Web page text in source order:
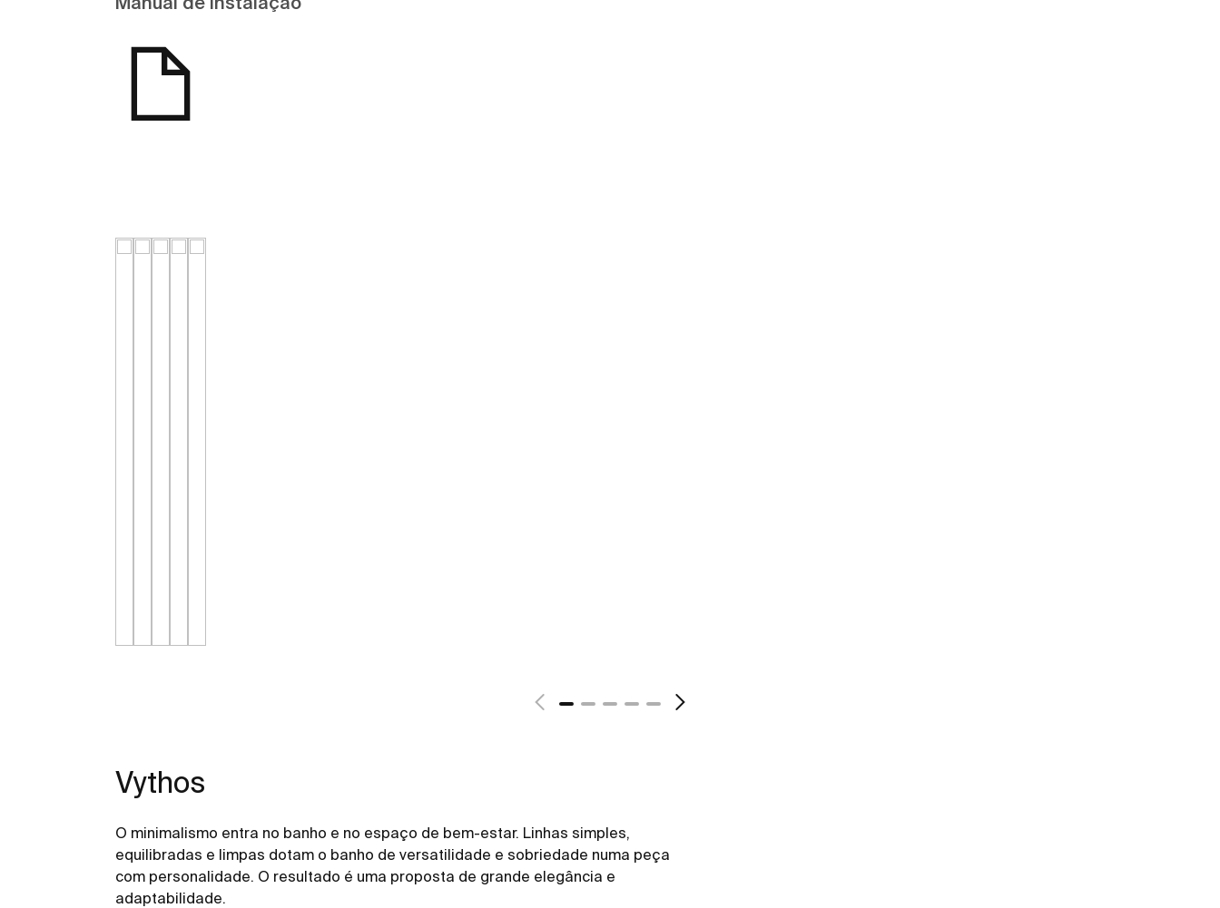
Vythos
O minimalismo entra no banho e no espaço de bem-estar. Linhas simples,
equilibradas e limpas dotam o banho de versatilidade e sobriedade numa peça
com personalidade. O resultado é uma proposta de grande elegância e
adaptabilidade.